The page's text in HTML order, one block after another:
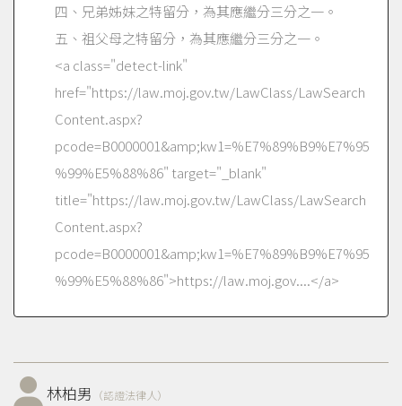
四、兄弟姊妹之特留分，為其應繼分三分之一。
五、祖父母之特留分，為其應繼分三分之一。
<a class="detect-link"
href="https://law.moj.gov.tw/LawClass/LawSearch
Content.aspx?
pcode=B0000001&amp;kw1=%E7%89%B9%E7%95
%99%E5%88%86" target="_blank"
title="https://law.moj.gov.tw/LawClass/LawSearch
Content.aspx?
pcode=B0000001&amp;kw1=%E7%89%B9%E7%95
%99%E5%88%86">https://law.moj.gov....</a>
林柏男 （認證法律人）